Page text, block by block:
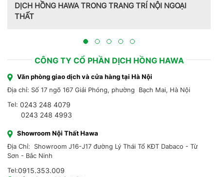
DỊCH HỒNG HAWA TRONG TRANG TRÍ NỘI NGOẠI
THẤT
CÔNG TY CỔ PHẦN DỊCH HỒNG HAWA
Văn phòng giao dịch và cửa hàng tại Hà Nội
Địa chỉ: Số 17 ngõ 167 Giải Phóng, phường Bạch Mai, Hà Nội
Tel: 0243 248 4079
0243 248 4993
Showroom Nội Thất Hawa
Địa Chỉ: Showroom J16-J17 đường Lý Thái Tổ KĐT Dabaco - Từ
Sơn - Bắc Ninh
Tel:0915.353.009